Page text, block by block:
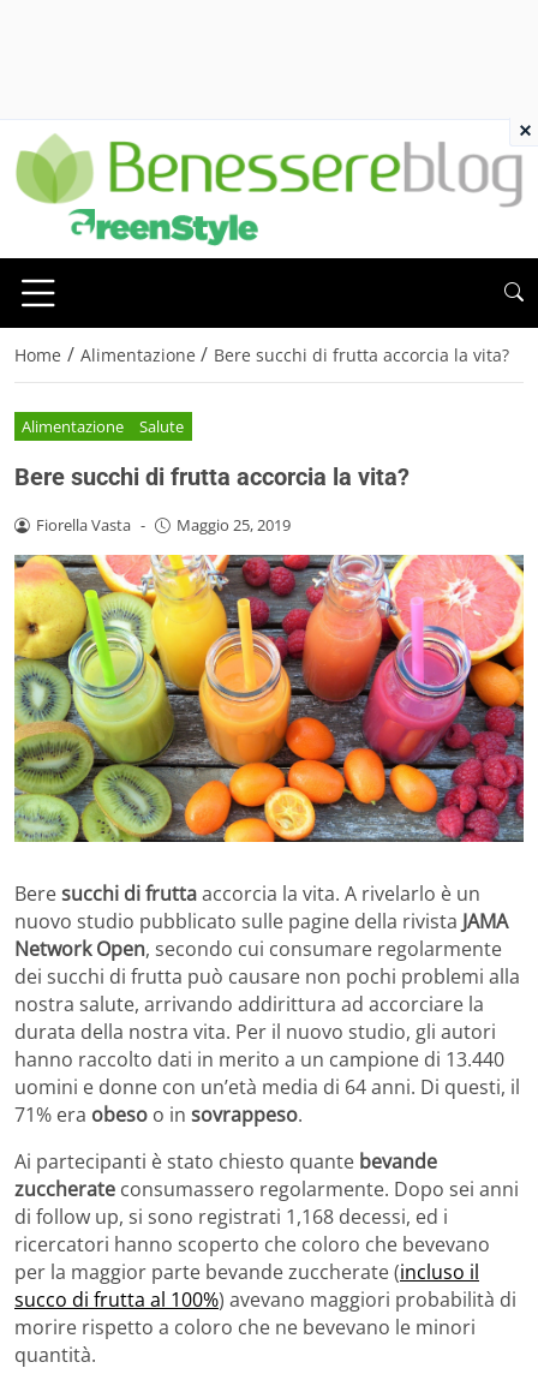
Home / Alimentazione / Bere succhi di frutta accorcia la vita?
Alimentazione Salute
Bere succhi di frutta accorcia la vita?
Fiorella Vasta - Maggio 25, 2019
Beresucchi di fruttaaccorcia la vita. A rivelarlo è un
nuovo studio pubblicato sulle pagine della rivista JAMA
Network Open, secondo cui consumare regolarmente
dei succhi di frutta può causare non pochi problemi alla
nostra salute, arrivando addirittura ad accorciare la
durata della nostra vita. Per il nuovo studio, gli autori
hanno raccolto dati in merito a un campione di 13.440
uomini e donne con un’età media di 64 anni. Di questi, il
71% era obeso o in sovrappeso.
Ai partecipanti è stato chiesto quante bevande
zuccherate consumassero regolarmente. Dopo sei anni
di follow up, si sono registrati 1,168 decessi, ed i
ricercatori hanno scoperto che coloro che bevevano
per la maggior parte bevande zuccherate (incluso il
succo di frutta al 100%) avevano maggiori probabilità di
morire rispetto a coloro che ne bevevano le minori
quantità.
×